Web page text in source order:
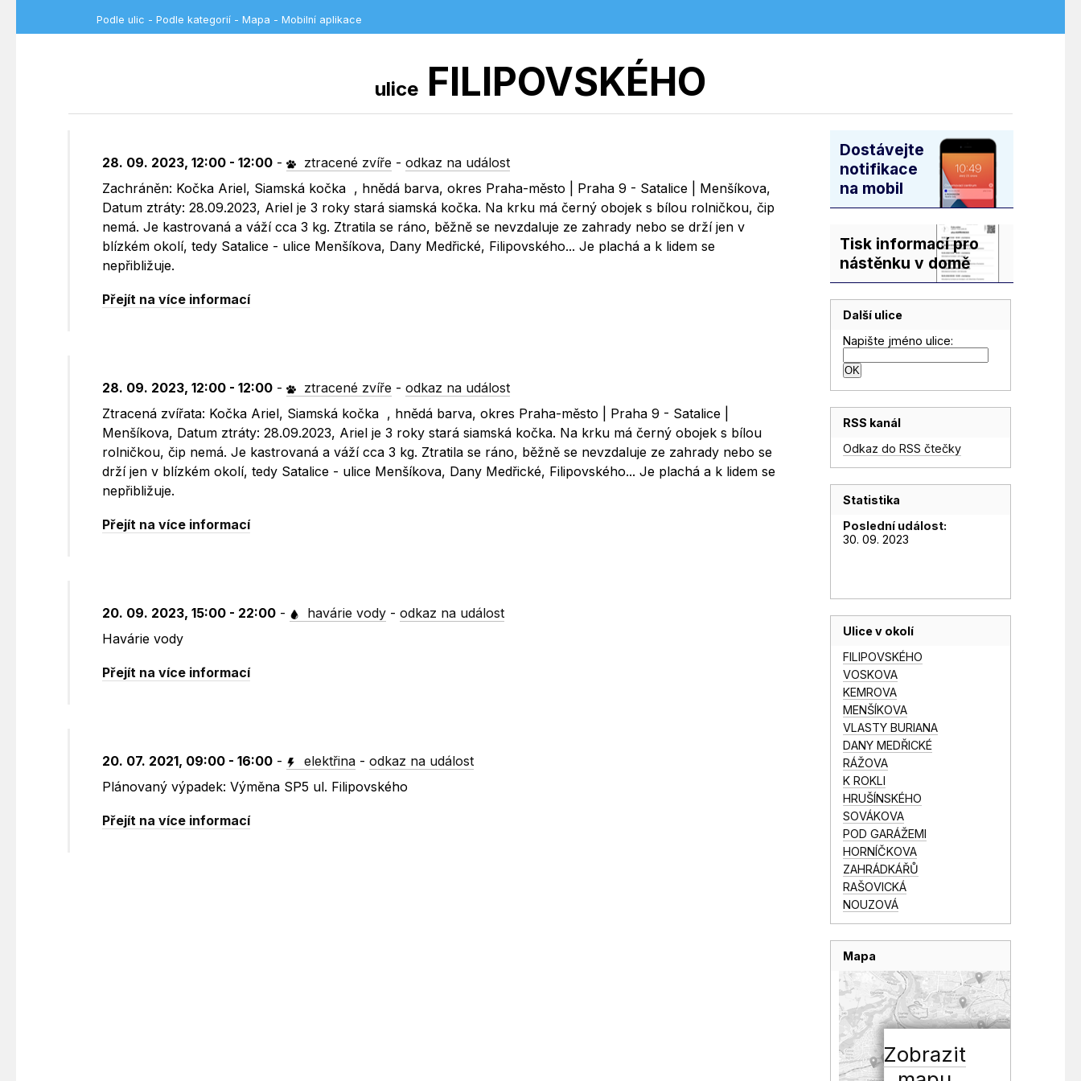
Podle ulic - Podle kategorií - Mapa - Mobilní aplikace
ulice FILIPOVSKÉHO
28. 09. 2023, 12:00 - 12:00 - ztracené zvíře -odkaz na událost
Zachráněn: Kočka Ariel, Siamská kočka , hnědá barva, okres Praha-město | Praha 9 - Satalice | Menšíkova,
Datum ztráty: 28.09.2023, Ariel je 3 roky stará siamská kočka. Na krku má černý obojek s bílou rolničkou, čip
nemá. Je kastrovaná a váží cca 3 kg. Ztratila se ráno, běžně se nevzdaluje ze zahrady nebo se drží jen v
blízkém okolí, tedy Satalice - ulice Menšíkova, Dany Medřické, Filipovského... Je plachá a k lidem se
nepřibližuje.
Přejít na více informací
28. 09. 2023, 12:00 - 12:00 - ztracené zvíře -odkaz na událost
Ztracená zvířata: Kočka Ariel, Siamská kočka , hnědá barva, okres Praha-město | Praha 9 - Satalice |
Menšíkova, Datum ztráty: 28.09.2023, Ariel je 3 roky stará siamská kočka. Na krku má černý obojek s bílou
rolničkou, čip nemá. Je kastrovaná a váží cca 3 kg. Ztratila se ráno, běžně se nevzdaluje ze zahrady nebo se
drží jen v blízkém okolí, tedy Satalice - ulice Menšíkova, Dany Medřické, Filipovského... Je plachá a k lidem se
nepřibližuje.
Přejít na více informací
20. 09. 2023, 15:00 - 22:00 - havárie vody -odkaz na událost
Havárie vody
Přejít na více informací
20. 07. 2021, 09:00 - 16:00 - elektřina -odkaz na událost
Plánovaný výpadek: Výměna SP5 ul. Filipovského
Přejít na více informací
Dostávejte
notifikace
na mobil
Tisk informací pro
nástěnku v domě
Další ulice
Napište jméno ulice:
RSS kanál
Odkaz do RSS čtečky
Statistika
Poslední událost:
30. 09. 2023
Ulice v okolí
FILIPOVSKÉHO
VOSKOVA
KEMROVA
MENŠÍKOVA
VLASTY BURIANA
DANY MEDŘICKÉ
RÁŽOVA
K ROKLI
HRUŠÍNSKÉHO
SOVÁKOVA
POD GARÁŽEMI
HORNÍČKOVA
ZAHRÁDKÁŘŮ
RAŠOVICKÁ
NOUZOVÁ
Mapa
Zobrazit